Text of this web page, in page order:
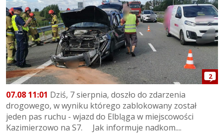
2
07.08 11:01 Dziś, 7 sierpnia, doszło do zdarzenia
drogowego, w wyniku którego zablokowany został
jeden pas ruchu - wjazd do Elbląga w miejscowości
Kazimierzowo na S7. Jak informuje nadkom....